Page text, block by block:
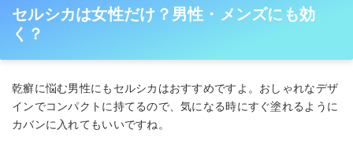
セルシカは女性だけ？男性・メンズにも効
く？
乾癬に悩む男性にもセルシカはおすすめですよ。おしゃれなデザ
インでコンパクトに持てるので、気になる時にすぐ塗れるように
カバンに入れてもいいですね。